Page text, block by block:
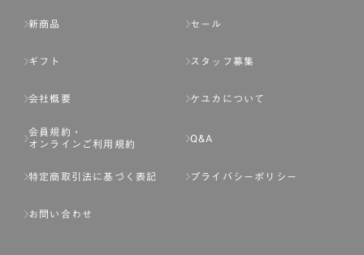
新商品 セール
ギフト スタッフ募集
会社概要 ケユカについて
会員規約・
オンラインご利用規約
Q&A
特定商取引法に基づく表記 プライバシーポリシー
お問い合わせ